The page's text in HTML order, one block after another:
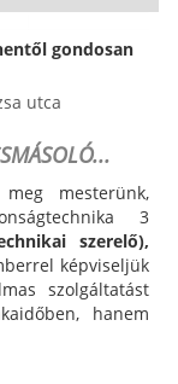
gondosan
utca
meg mesterünk,
3
szerelő),
képviseljük
szolgáltatást
hanem